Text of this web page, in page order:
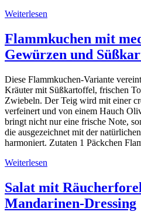
Weiterlesen
Flammkuchen mit
Gewürzen und
Diese Flammkuchen-Variante
Kräuter mit Süßkartoffel, frischen
Zwiebeln. Der Teig wird mit einer
verfeinert und von einem Hauch
bringt nicht nur eine frische Note,
die ausgezeichnet mit der
harmoniert. Zutaten 1 Päckchen
Weiterlesen
Salat mit
Mandarinen-Dressing